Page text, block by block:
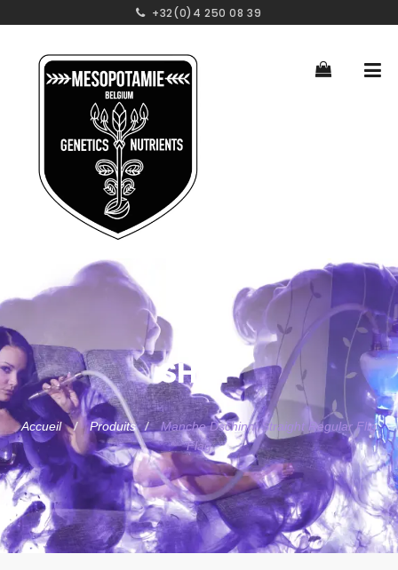
+32(0)4 250 08 39
SHOP
Accueil Produits
Manche Dschinni Straight Regular Flig
Flag